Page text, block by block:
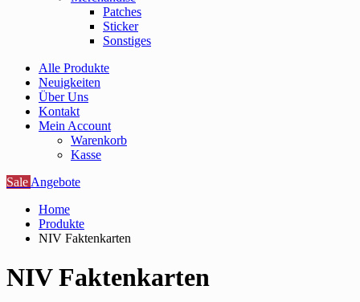
Patches
Sticker
Sonstiges
Alle Produkte
Neuigkeiten
Über Uns
Kontakt
Mein Account
Warenkorb
Kasse
Sale Angebote
Home
Produkte
NIV Faktenkarten
NIV Faktenkarten